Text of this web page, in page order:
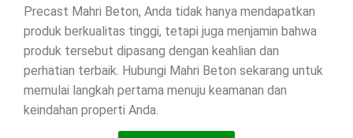
Precast Mahri Beton, Anda tidak hanya mendapatkan
produk berkualitas tinggi, tetapi juga menjamin bahwa
produk tersebut dipasang dengan keahlian dan
perhatian terbaik. Hubungi Mahri Beton sekarang untuk
memulai langkah pertama menuju keamanan dan
keindahan properti Anda.